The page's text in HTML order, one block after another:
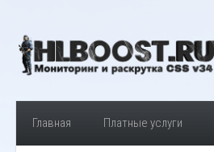
Главная Платные услуги